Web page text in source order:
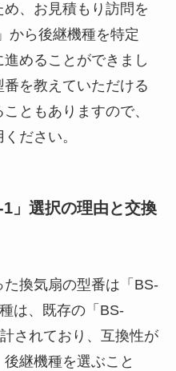
、お見積もり訪問を
から後継機種を特定
めることができまし
を教えていただける
ともありますので、
ださい。
」選択の理由と交換
換気扇の型番は「BS-
は、既存の「BS-
されており、互換性が
継機種を選ぶこと